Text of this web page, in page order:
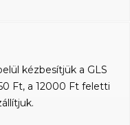
kézbesítjük a GLS
Ft, a 12000 Ft feletti